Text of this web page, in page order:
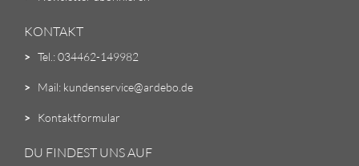
KONTAKT
> Tel.: 034462-149982
> Mail: kundenservice@ardebo.de
> Kontaktformular
DU FINDEST UNS AUF